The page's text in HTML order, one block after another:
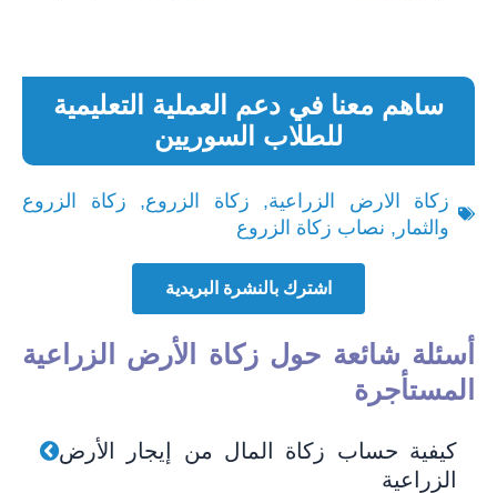
ساهم معنا في دعم العملية التعليمية
للطلاب السوريين
زكاة الارض الزراعية, زكاة الزروع, زكاة الزروع
والثمار , نصاب زكاة الزروع
اشترك بالنشرة البريدية
أسئلة شائعة حول زكاة الأرض الزراعية
المستأجرة
كيفية حساب زكاة المال من إيجار الأرض
الزراعية